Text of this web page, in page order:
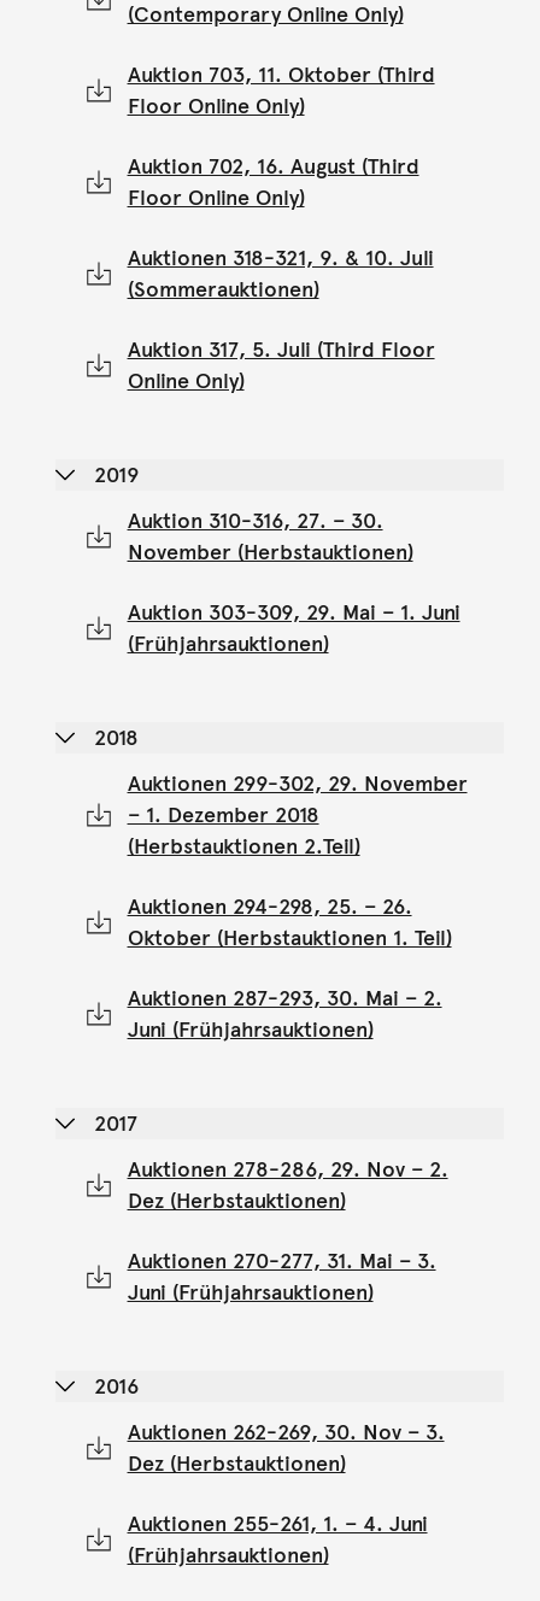
(Contemporary Online Only)
Auktion 703, 11. Oktober (Third
Floor Online Only)
Auktion 702, 16. August (Third
Floor Online Only)
Auktionen 318-321, 9. & 10. Juli
(Sommerauktionen)
Auktion 317, 5. Juli (Third Floor
Online Only)
2019
Auktion 310-316, 27. – 30.
November (Herbstauktionen)
Auktion 303-309, 29. Mai – 1. Juni
(Frühjahrsauktionen)
2018
Auktionen 299-302, 29. November
– 1. Dezember 2018
(Herbstauktionen 2.Teil)
Auktionen 294-298, 25. – 26.
Oktober (Herbstauktionen 1. Teil)
Auktionen 287-293, 30. Mai – 2.
Juni (Frühjahrsauktionen)
2017
Auktionen 278-286, 29. Nov – 2.
Dez (Herbstauktionen)
Auktionen 270-277, 31. Mai – 3.
Juni (Frühjahrsauktionen)
2016
Auktionen 262-269, 30. Nov – 3.
Dez (Herbstauktionen)
Auktionen 255-261, 1. – 4. Juni
(Frühjahrsauktionen)